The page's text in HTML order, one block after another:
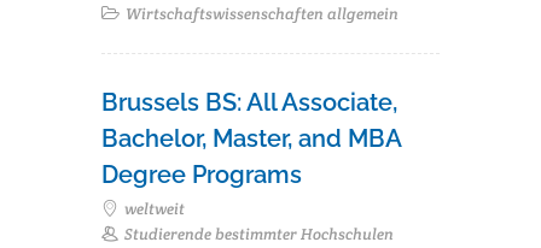
Wirtschaftswissenschaften allgemein
Brussels BS: All Associate,
Bachelor, Master, and MBA
Degree Programs
weltweit
Studierende bestimmter Hochschulen